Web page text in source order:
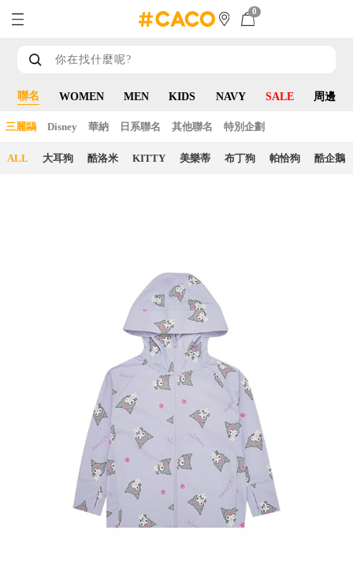
0
聯名 WOMEN MEN KIDS NAVY SALE 周邊
三麗鷗 Disney 華納 日系聯名 其他聯名 特別企劃
ALL 大耳狗 酷洛米 KITTY 美樂蒂 布丁狗 帕恰狗 酷企鵝